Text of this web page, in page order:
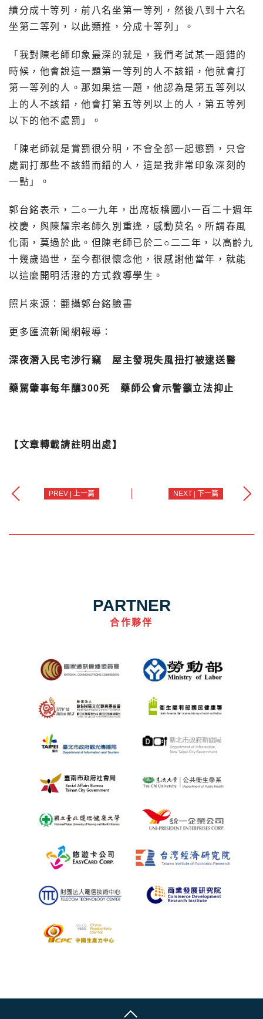
績分成十等列，前八名坐第一等列，然後八到十六名
坐第二等列，以此類推，分成十等列」。
「我對陳老師印象最深的就是，我們考試某一題錯的
時候，他會說這一題第一等列的人不該錯，他就會打
第一等列的人。那如果這一題，他認為是第五等列以
上的人不該錯，他會打第五等列以上的人，第五等列
以下的他不處罰」。
「陳老師就是賞罰很分明，不會全部一起懲罰，只會
處罰打那些不該錯而錯的人，這是我非常印象深刻的
一點」。
郭台銘表示，二○一九年，出席板橋國小一百二十週年
校慶，與陳耀宗老師久別重逢，感動莫名。所謂春風
化雨，莫過於此。但陳老師已於二○二二年，以高齡九
十幾歲過世，至今都很懷念他，很感謝他當年，就能
以這麼開明活潑的方式教導學生。
照片來源：翻攝郭台銘臉書
更多匯流新聞網報導：
深夜潛入民宅涉行竊 屋主發現失風扭打被逮送醫
藥駕肇事每年釀300死 藥師公會示警籲立法抑止
【文章轉載請註明出處】
PREV | 上一篇 NEXT | 下一篇
PARTNER
合作夥伴